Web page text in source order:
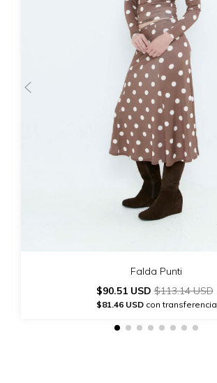
Falda Punti
$90.51 USD$113.14 USD
$81.46 USDcon transferencia